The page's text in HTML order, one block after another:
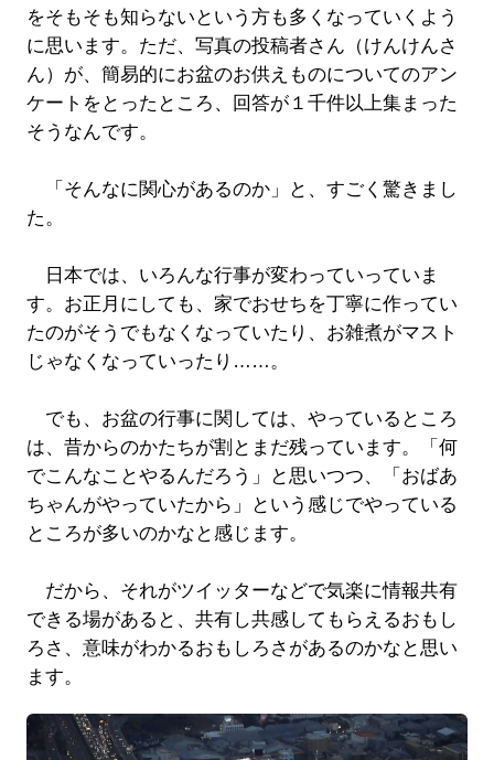
をそもそも知らないという方も多くなっていくよう
に思います。ただ、写真の投稿者さん（けんけんさ
ん）が、簡易的にお盆のお供えものについてのアン
ケートをとったところ、回答が１千件以上集まった
そうなんです。
「そんなに関心があるのか」と、すごく驚きまし
た。
日本では、いろんな行事が変わっていっていま
す。お正月にしても、家でおせちを丁寧に作ってい
たのがそうでもなくなっていたり、お雑煮がマスト
じゃなくなっていったり……。
でも、お盆の行事に関しては、やっているところ
は、昔からのかたちが割とまだ残っています。「何
でこんなことやるんだろう」と思いつつ、「おばあ
ちゃんがやっていたから」という感じでやっている
ところが多いのかなと感じます。
だから、それがツイッターなどで気楽に情報共有
できる場があると、共有し共感してもらえるおもし
ろさ、意味がわかるおもしろさがあるのかなと思い
ます。